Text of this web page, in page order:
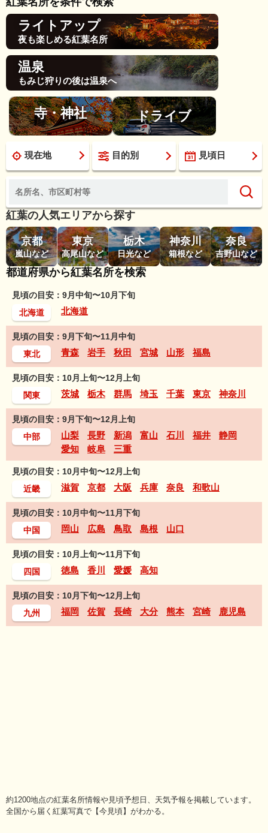
ライトアップ
夜も楽しめる紅葉名所
温泉
もみじ狩りの後は温泉へ
寺・神社 ドライブ
現在地 目的別 見頃日
紅葉の人気エリアから探す
京都
嵐山など
東京
高尾山など
栃木
日光など
神奈川
箱根など
奈良
吉野山など
都道府県から紅葉名所を検索
見頃の目安：9月中旬〜10月下旬
北海道
北海道
見頃の目安：9月下旬〜11月中旬
東北
青森 岩手 秋田 宮城 山形 福島
見頃の目安：10月上旬〜12月上旬
関東
茨城 栃木 群馬 埼玉 千葉 東京 神奈川
見頃の目安：9月下旬〜12月上旬
中部
山梨 長野 新潟 富山 石川 福井
静岡
愛知
岐阜 三重
見頃の目安：10月中旬〜12月上旬
近畿
滋賀 京都 大阪 兵庫 奈良 和歌山
見頃の目安：10月中旬〜11月下旬
中国
岡山 広島 鳥取 島根 山口
見頃の目安：10月上旬〜11月下旬
四国
徳島 香川 愛媛 高知
見頃の目安：10月下旬〜12月上旬
九州
福岡 佐賀 長崎 大分 熊本 宮崎 鹿児島
約1200地点の紅葉名所情報や見頃予想日、天気予報を掲載しています。
全国から届く紅葉写真で【今見頃】がわかる。